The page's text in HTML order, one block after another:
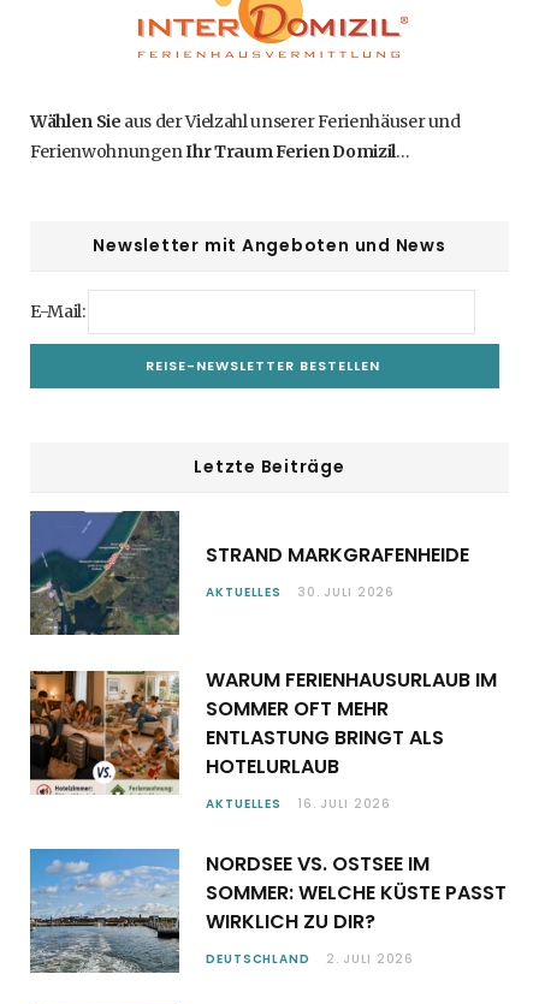
Wählen Sie aus der Vielzahl unserer Ferienhäuser und
FerienwohnungenIhr Traum Ferien Domizil…
Newsletter mit Angeboten und News
E-Mail:
Letzte Beiträge
STRAND MARKGRAFENHEIDE
AKTUELLES 30. JULI 2026
WARUM FERIENHAUSURLAUB IM
SOMMER OFT MEHR
ENTLASTUNG BRINGT ALS
HOTELURLAUB
AKTUELLES 16. JULI 2026
NORDSEE VS. OSTSEE IM
SOMMER: WELCHE KÜSTE PASST
WIRKLICH ZU DIR?
DEUTSCHLAND 2. JULI 2026